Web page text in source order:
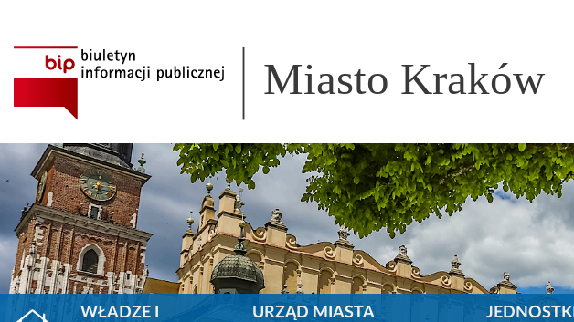
Miasto Kraków
WŁADZE I
URZĄD MIASTA
JEDNOSTKI